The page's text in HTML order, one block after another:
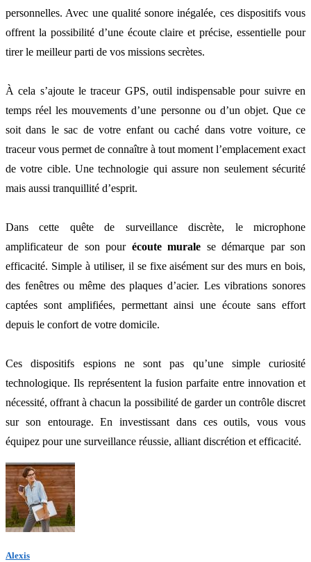
personnelles. Avec une qualité sonore inégalée, ces dispositifs vous
offrent la possibilité d’une écoute claire et précise, essentielle pour
tirer le meilleur parti de vos missions secrètes.
À cela s’ajoute le traceur GPS, outil indispensable pour suivre en
temps réel les mouvements d’une personne ou d’un objet. Que ce
soit dans le sac de votre enfant ou caché dans votre voiture, ce
traceur vous permet de connaître à tout moment l’emplacement exact
de votre cible. Une technologie qui assure non seulement sécurité
mais aussi tranquillité d’esprit.
Dans cette quête de surveillance discrète, le microphone
amplificateur de son pour écoute murale se démarque par son
efficacité. Simple à utiliser, il se fixe aisément sur des murs en bois,
des fenêtres ou même des plaques d’acier. Les vibrations sonores
captées sont amplifiées, permettant ainsi une écoute sans effort
depuis le confort de votre domicile.
Ces dispositifs espions ne sont pas qu’une simple curiosité
technologique. Ils représentent la fusion parfaite entre innovation et
nécessité, offrant à chacun la possibilité de garder un contrôle discret
sur son entourage. En investissant dans ces outils, vous vous
équipez pour une surveillance réussie, alliant discrétion et efficacité.
Alexis